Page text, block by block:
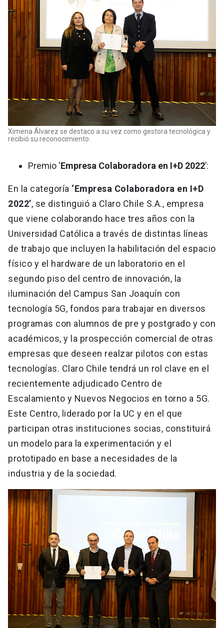
Ximena Álvarez se destaco a su vez como gestora tecnológica y
recibió su reconocimiento.
Premio ‘Empresa Colaboradora en I+D 2022’:
En la categoría ‘Empresa Colaboradora en I+D
2022’, se distinguió a Claro Chile S.A., empresa
que viene colaborando hace tres años con la
Universidad Católica a través de distintas líneas
de trabajo que incluyen la habilitación del espacio
físico y el hardware de un laboratorio en el
segundo piso del centro de innovación, la
iluminación del Campus San Joaquín con
tecnología 5G, fondos para trabajar en diversos
programas con alumnos de pre y postgrado y con
académicos, y la prospección comercial de otras
empresas que deseen realzar pilotos con estas
tecnologías. Claro Chile tendrá un rol clave en el
recientemente adjudicado Centro de
Escalamiento y Nuevos Negocios en torno a 5G.
Este Centro, liderado por la UC y en el que
participan otras instituciones socias, constituirá
un modelo para la experimentación y el
prototipado en base a necesidades de la
industria y de la sociedad.